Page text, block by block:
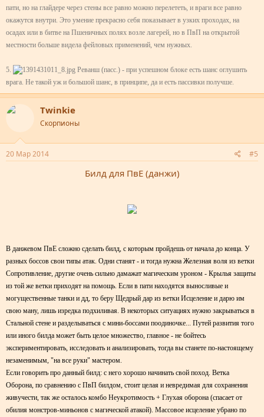
пати, но на глайдере через стены все равно можно перелететь, и враги все равно
окажутся внутри. Это умение прекрасно себя показывает в узких проходах, на
осадах или в битве на Пшеничных полях возле лагерей, но в ПвП на открытой
местности больше видела фейловых применений, чем нужных.
5.
Реванш (пасс.) - при успешном блоке есть шанс оглушить
врага. Не такой уж и большой шанс, в принципе, да и есть пассивки получше.
Twinkie
Скорпионы
20 Мар 2014 #5
Билд для ПвЕ (данжи)​
В данжевом ПвЕ сложно сделать билд, с которым пройдешь от начала до конца. У
разных боссов свои типы атак. Одни станят - и тогда нужна Железная воля из ветки
Сопротивление, другие очень сильно дамажат магическим уроном - Крылья защиты
из той же ветки приходят на помощь. Если в пати находятся выносливые и
могущественные танки и дд, то беру Щедрый дар из ветки Исцеление и дарю им
свою ману, лишь изредка подхиливая. В некоторых ситуациях нужно закрываться в
Стальной стене и разделываться с мини-боссами поодиночке... Путей развития того
или иного билда может быть целое множество, главное - не бойтесь
экспериментировать, исследовать и анализировать, тогда вы станете по-настоящему
незаменимым, "на все руки" мастером.
Если говорить про данный билд: с него хорошо начинать свой поход. Ветка
Оборона, по сравнению с ПвП билдом, стоит целая и невредимая для сохранения
живучести, так же осталось комбо Неукротимость + Глухая оборона (спасает от
обилия монстров-миньонов с магической атакой). Массовое исцеление убрано по